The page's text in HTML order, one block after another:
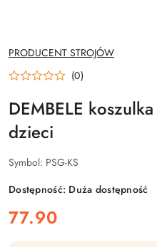
NAZWA
PRODUCENTA:
PRODUCENT STROJÓW
(0)
DEMBELE
dzieci
Symbol: PSG-KS
Dostępność: Duża dostępność
cena:
77.90